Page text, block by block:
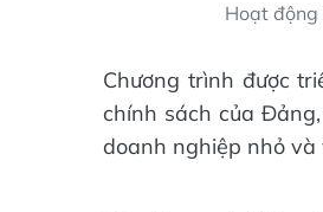
Hoạt
Chương trình được
chính sách của
doanh nghiệp nhỏ và